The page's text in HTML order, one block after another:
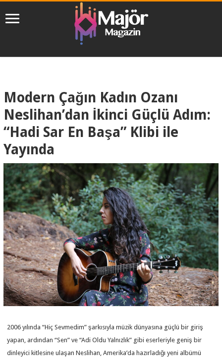
Modern Çağın Kadın Ozanı
Neslihan’dan İkinci Güçlü Adım:
“Hadi Sar En Başa” Klibi ile
Yayında
2006 yılında “Hiç Sevmedim” şarkısıyla müzik dünyasına güçlü bir giriş
yapan, ardından “Sen” ve “Adi Oldu Yalnızlık” gibi eserleriyle geniş bir
dinleyici kitlesine ulaşan Neslihan, Amerika’da hazırladığı yeni albümü